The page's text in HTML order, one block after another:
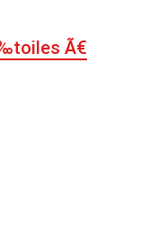
Ã€